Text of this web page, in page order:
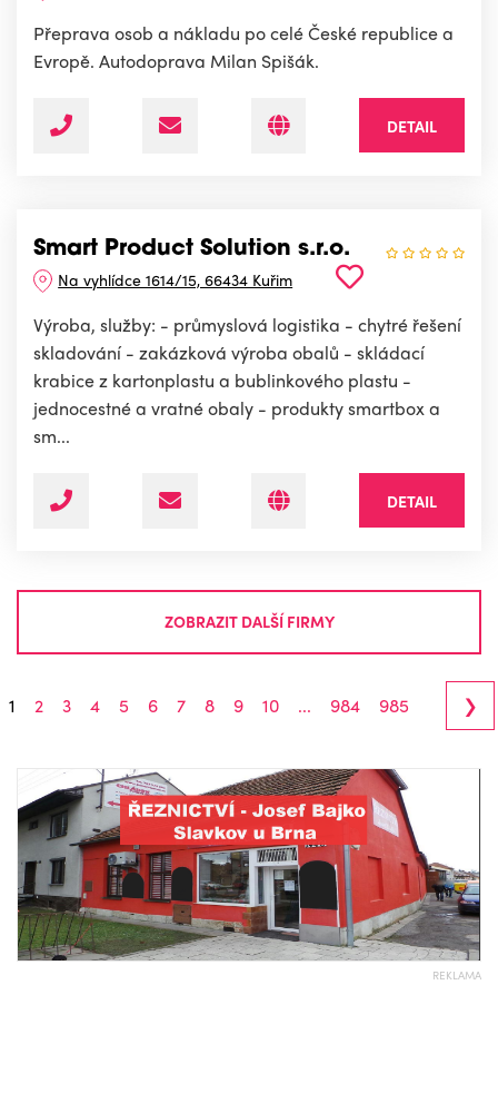
Přeprava osob a nákladu po celé České republice a
Evropě. Autodoprava Milan Spišák.
DETAIL
Smart Product Solution s.r.o.
Na vyhlídce 1614/15, 66434 Kuřim
Výroba, služby: - průmyslová logistika - chytré řešení
skladování - zakázková výroba obalů - skládací
krabice z kartonplastu a bublinkového plastu -
jednocestné a vratné obaly - produkty smartbox a
sm...
DETAIL
ZOBRAZIT DALŠÍ FIRMY
1 2 3 4 5 6 7 8 9 10 ... 984 985 ›
REKLAMA